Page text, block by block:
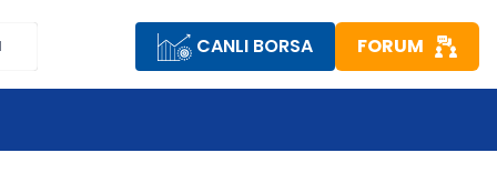
CANLI BORSA FORUM